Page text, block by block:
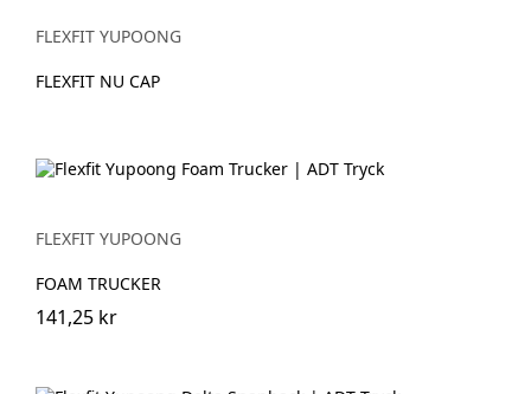
FLEXFIT YUPOONG
FLEXFIT NU CAP
FLEXFIT YUPOONG
FOAM TRUCKER
141,25 kr